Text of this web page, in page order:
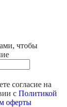
чтобы
согласие на
с Политикой
оферты